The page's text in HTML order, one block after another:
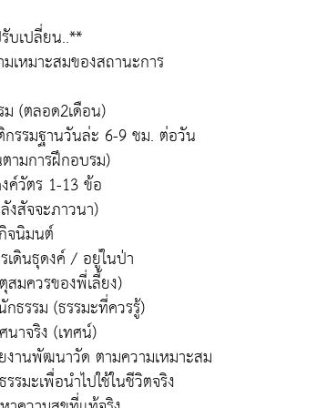
บเปลี่ยน..**
เหมาะสมของสถานะการ
(ตลอด2เดือน)
รรมฐานวันล่ะ 6-9 ชม. ต่อวัน
ามการฝึกอบรม)
ค์วัตร 1-13 ข้อ
งสัจจะภาวนา)
จนิมนต์
เดินธุดงค์ / อยู่ในป่า
สมควรของพี่เลี้ยง)
กธรรม (ธรรมะที่ควรรู้)
นาจริง (เทศน์)
งานพัฒนาวัด ตามความเหมาะสม
รมะเพื่อนำไปใช้ในชีวิตจริง